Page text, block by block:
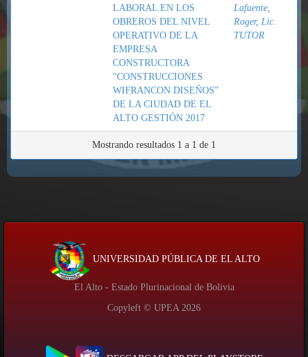
LABORAL EN LOS
OBREROS DEL NIVEL
OPERATIVO DE LA
EMPRESA
CONSTRUCTORA
“CONSTRUCCIONES
WIFRANCON DISEÑOS”
DE LA CIUDAD DE EL
ALTO GESTIÓN 2017
Lafuente,
Roger, Lic.
TUTOR
Mostrando resultados 1 a 1 de 1
UNIVERSIDAD PÚBLICA DE EL ALTO
El Alto - Estado Plurinacional de Bolivia
Copyleft © UPEA 2026